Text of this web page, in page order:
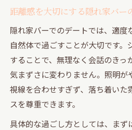
距離感を大切にする隠れ家バー
隠れ家バーでのデートでは、適度
自然体で過ごすことが大切です。
することで、無理なく会話のきっ
気まずさに変わりません。照明が
視線を合わせすぎず、落ち着いた
スを尊重できます。
具体的な過ごし方としては、まず